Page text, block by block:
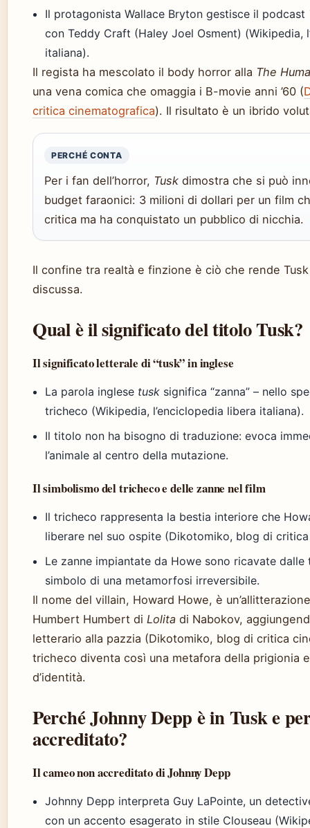
Il protagonista Wallace Bryton gestisce il podcast
con Teddy Craft (Haley Joel Osment) (Wikipedia,
italiana).
Il regista ha mescolato il body horror alla The
una vena comica che omaggia i B-movie anni ’60 (
critica cinematografica). Il risultato è un ibrido
PERCHÉ CONTA
Per i fan dell’horror, Tusk dimostra che si può
budget faraonici: 3 milioni di dollari per un film
critica ma ha conquistato un pubblico di nicchia.
Il confine tra realtà e finzione è ciò che rende Tusk
discussa.
Qual è il significato del titolo Tusk?
Il significato letterale di “tusk” in inglese
La parola inglese tusk significa “zanna” – nello
tricheco (Wikipedia, l’enciclopedia libera italiana).
Il titolo non ha bisogno di traduzione: evoca
l’animale al centro della mutazione.
Il simbolismo del tricheco e delle zanne nel film
Il tricheco rappresenta la bestia interiore che
liberare nel suo ospite (Dikotomiko, blog di
Le zanne impiantate da Howe sono ricavate dalle
simbolo di una metamorfosi irreversibile.
Il nome del villain, Howard Howe, è
Humbert Humbert di Lolita di Nabokov,
letterario alla pazzia (Dikotomiko, blog di critica
tricheco diventa così una metafora della prigionia
d’identità.
Perché Johnny Depp è in Tusk e
accreditato?
Il cameo non accreditato di Johnny Depp
Johnny Depp interpreta Guy LaPointe, un
con un accento esagerato in stile Clouseau